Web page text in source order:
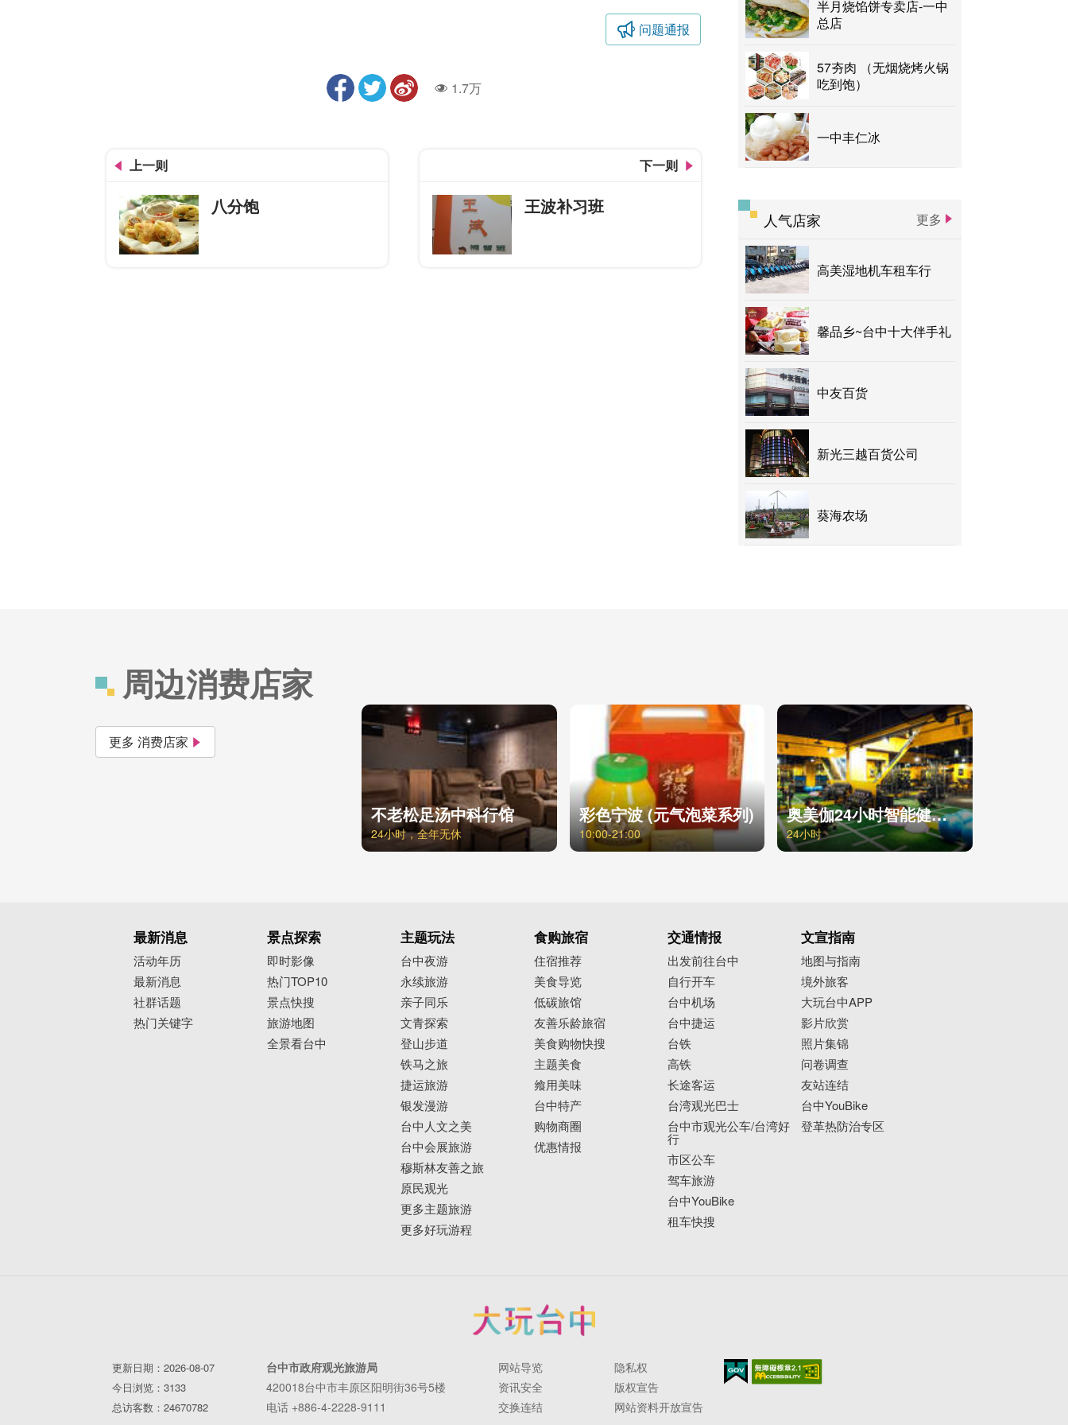
问题通报
人气1.7万
上一则
八分饱
下一则
王波补习班
半月烧馅饼专卖店-一中
总店
57夯肉 （无烟烧烤火锅
吃到饱）
一中丰仁冰
人气店家 更多
高美湿地机车租车行
馨品乡~台中十大伴手礼
中友百货
新光三越百货公司
葵海农场
周边消费店家
更多 消费店家
不老松足汤中科行馆
24小时，全年无休
彩色宁波 (元气泡菜系列)
10:00-21:00
奥美伽24小时智能健身台中汉口店
24小时
最新消息
活动年历
最新消息
社群话题
热门关键字
景点探索
即时影像
热门TOP10
景点快搜
旅游地图
全景看台中
主题玩法
台中夜游
永续旅游
亲子同乐
文青探索
登山步道
铁马之旅
捷运旅游
银发漫游
台中人文之美
台中会展旅游
穆斯林友善之旅
原民观光
更多主题旅游
更多好玩游程
食购旅宿
住宿推荐
美食导览
低碳旅馆
友善乐龄旅宿
美食购物快搜
主题美食
飨用美味
台中特产
购物商圈
优惠情报
交通情报
出发前往台中
自行开车
台中机场
台中捷运
台铁
高铁
长途客运
台湾观光巴士
台中市观光公车/台湾好
行
市区公车
驾车旅游
台中YouBike
租车快搜
文宣指南
地图与指南
境外旅客
大玩台中APP
影片欣赏
照片集锦
问卷调查
友站连结
台中YouBike
登革热防治专区
更新日期：2026-08-07
今日浏览：3133
总访客数：24670782
台中市政府观光旅游局
420018台中市丰原区阳明街36号5楼
电话 +886-4-2228-9111
网站导览
隐私权
资讯安全
版权宣告
交换连结
网站资料开放宣告